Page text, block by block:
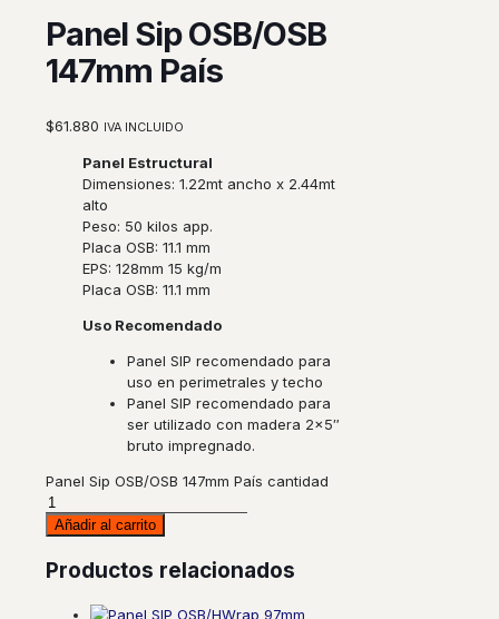
Panel Sip OSB/OSB
147mm País
$61.880 IVA INCLUIDO
Panel Estructural
Dimensiones: 1.22mt ancho x 2.44mt
alto
Peso: 50 kilos app.
Placa OSB: 11.1 mm
EPS: 128mm 15 kg/m
Placa OSB: 11.1 mm
Uso Recomendado
Panel SIP recomendado para
uso en perimetrales y techo
Panel SIP recomendado para
ser utilizado con madera 2×5″
bruto impregnado.
Panel Sip OSB/OSB 147mm País cantidad
Añadir al carrito
Productos relacionados